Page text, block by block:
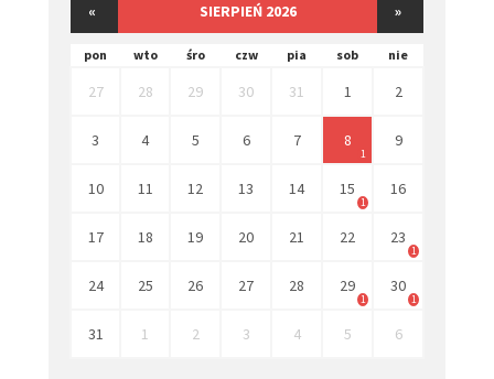
« SIERPIEŃ 2026 »
pon wto śro czw pia sob nie
27 28 29 30 31 1 2
3 4 5 6 7 8
1
9
10 11 12 13 14 15
1
16
17 18 19 20 21 22 23
1
24 25 26 27 28 29
1
30
1
31 1 2 3 4 5 6